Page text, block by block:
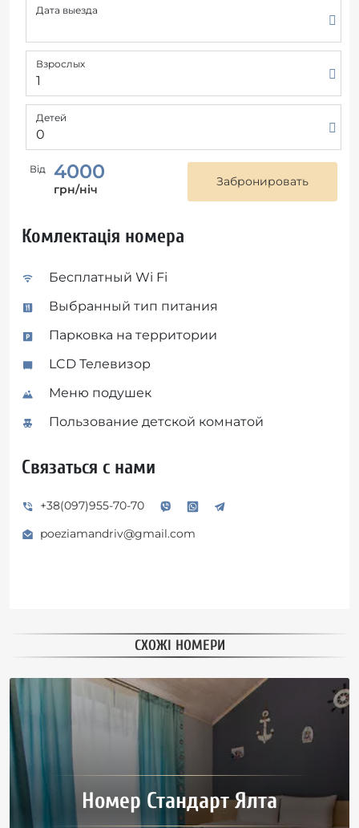
Дата выезда
Взрослых
Детей
Від 4000
грн/ніч
Комлектація номера
Бесплатный Wi Fi
Выбранный тип питания
Парковка на территории
LCD Телевизор
Меню подушек
Пользование детской комнатой
Связаться с нами
+38(097)955-70-70
poeziamandriv@gmail.com
СХОЖІ НОМЕРИ
Номер Стандарт Ялта